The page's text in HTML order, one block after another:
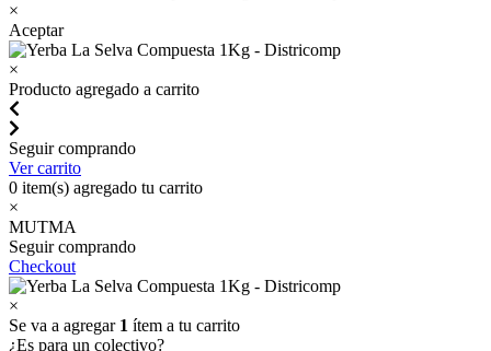
×
Aceptar
×
Producto agregado a carrito
Seguir comprando
Ver carrito
0 item(s) agregado tu carrito
×
MUTMA
Seguir comprando
Checkout
×
Se va a agregar 1 ítem a tu carrito
¿Es para un colectivo?